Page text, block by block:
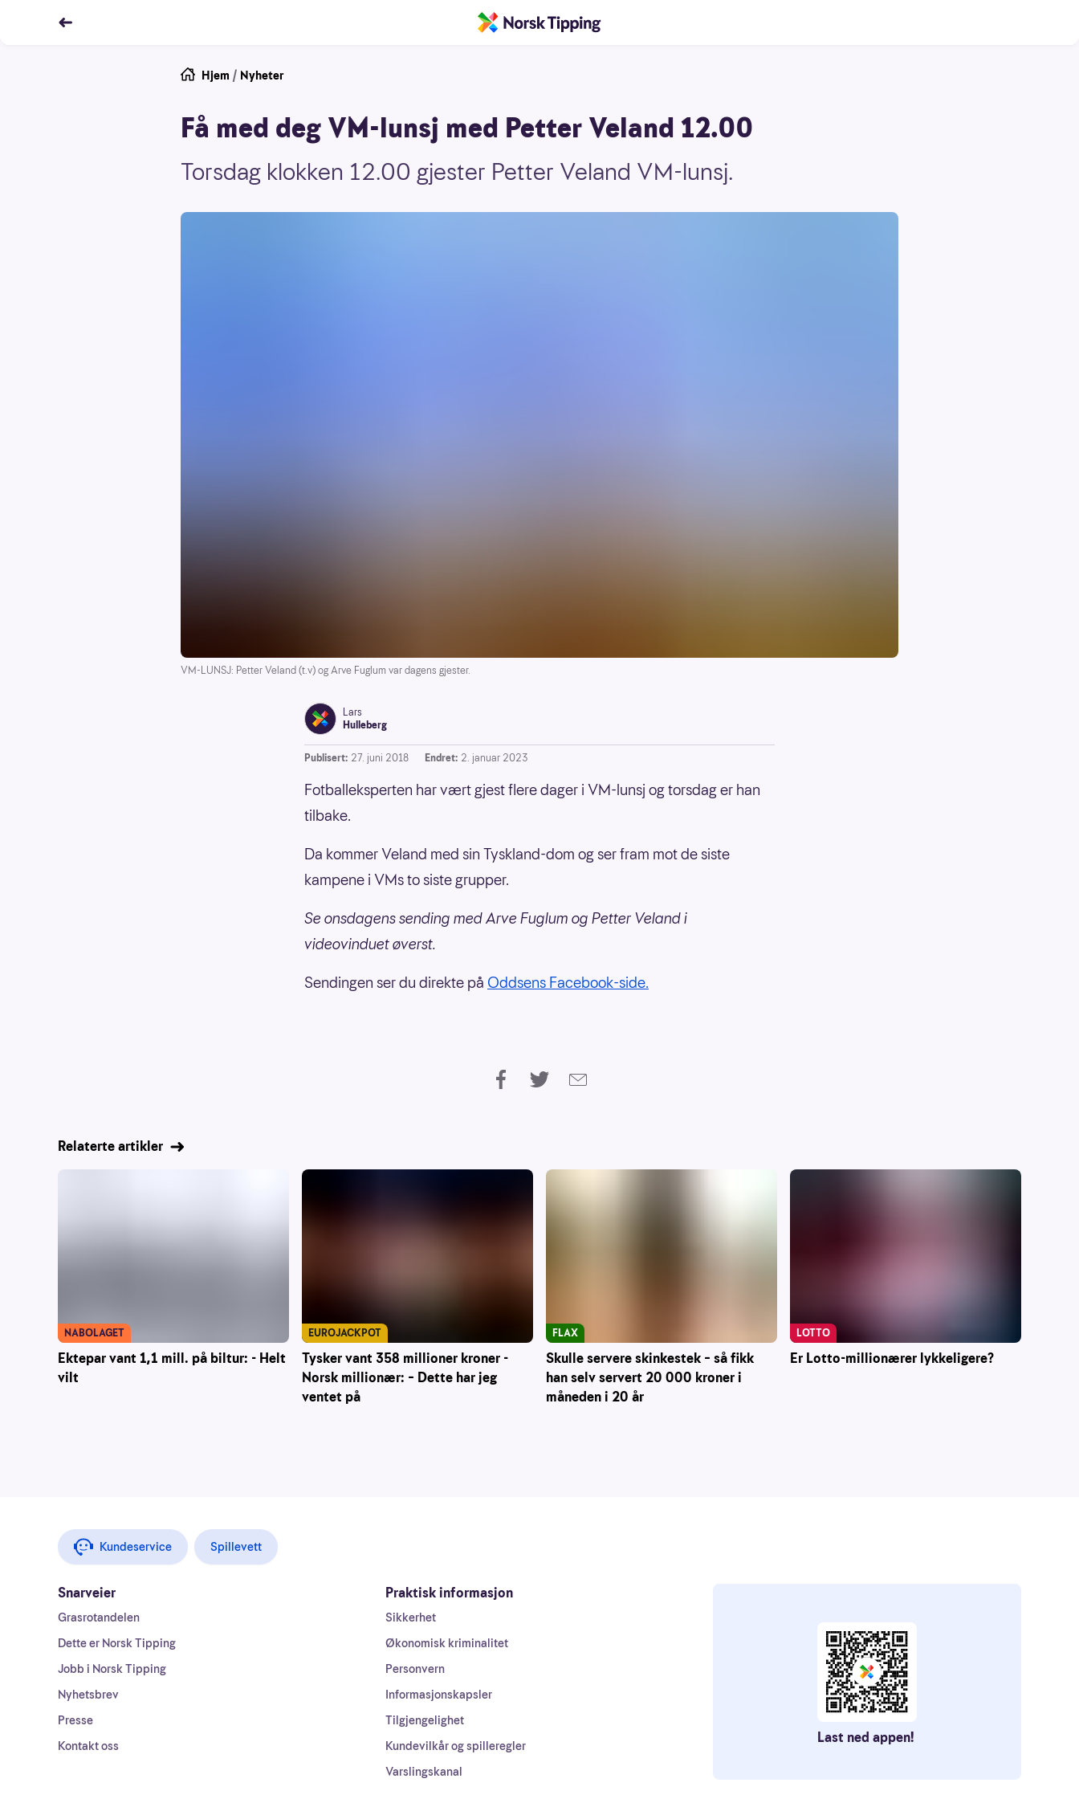
Hjem / Nyheter
Få med deg VM-lunsj med Petter Veland 12.00
Torsdag klokken 12.00 gjester Petter Veland VM-lunsj.
VM-LUNSJ: Petter Veland (t.v) og Arve Fuglum var dagens gjester.
Lars
Hulleberg
Publisert: 27. juni 2018 Endret: 2. januar 2023
Fotballeksperten har vært gjest flere dager i VM-lunsj og torsdag er han
tilbake.
Da kommer Veland med sin Tyskland-dom og ser fram mot de siste
kampene i VMs to siste grupper.
Se onsdagens sending med Arve Fuglum og Petter Veland i
videovinduet øverst.
Sendingen ser du direkte på Oddsens Facebook-side.
Relaterte artikler
Ektepar vant 1,1 mill. på biltur: - Helt
vilt
NABOLAGET
Tysker vant 358 millioner kroner -
Norsk millionær: – Dette har jeg
ventet på
EUROJACKPOT
Skulle servere skinkestek – så fikk
han selv servert 20 000 kroner i
måneden i 20 år
FLAX
Er Lotto-millionærer lykkeligere?
LOTTO
Kundeservice Spillevett
Snarveier
Grasrotandelen
Dette er Norsk Tipping
Jobb i Norsk Tipping
Nyhetsbrev
Presse
Kontakt oss
Praktisk informasjon
Sikkerhet
Økonomisk kriminalitet
Personvern
Informasjonskapsler
Tilgjengelighet
Kundevilkår og spilleregler
Varslingskanal
Last ned appen!